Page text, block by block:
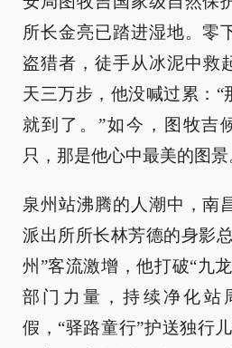
所长金亮已踏进湿地。零
盗猎者，徒手从冰泥中
天三万步，他没喊过累：“
就到了。”如今，图牧吉
只，那是他心中最美的图景
泉州站沸腾的人潮中，南
派出所所长林芳德的身影
州”客流激增，他打破“九
部门力量，持续净化站
假，“驿路童行”护送独行